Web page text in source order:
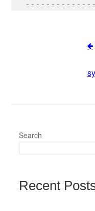
Search
Recent